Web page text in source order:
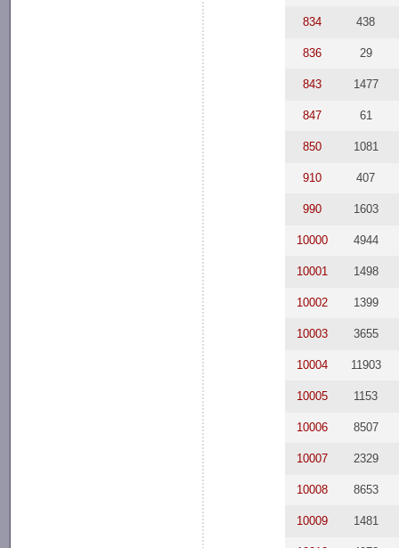
834 438
836 29
843 1477
847 61
850 1081
910 407
990 1603
10000 4944
10001 1498
10002 1399
10003 3655
10004 11903
10005 1153
10006 8507
10007 2329
10008 8653
10009 1481